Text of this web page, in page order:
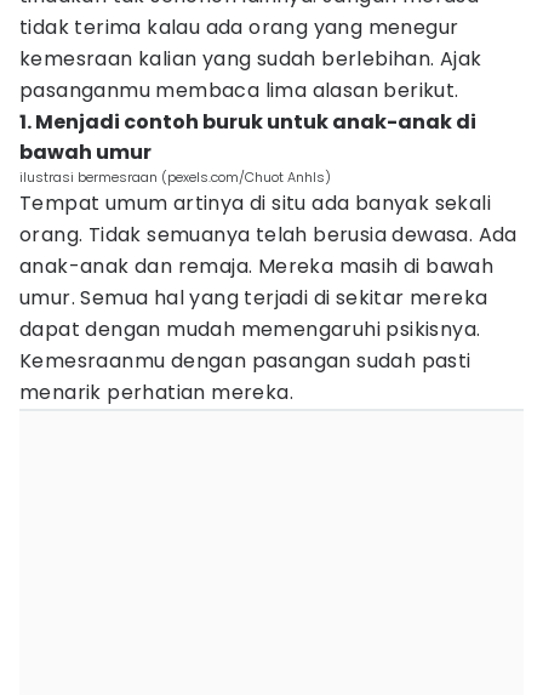
tidak terima kalau ada orang yang menegur
kemesraan kalian yang sudah berlebihan. Ajak
pasanganmu membaca lima alasan berikut.
1. Menjadi contoh buruk untuk anak-anak di
bawah umur
ilustrasi bermesraan (pexels.com/Chuot Anhls)
Tempat umum artinya di situ ada banyak sekali
orang. Tidak semuanya telah berusia dewasa. Ada
anak-anak dan remaja. Mereka masih di bawah
umur. Semua hal yang terjadi di sekitar mereka
dapat dengan mudah memengaruhi psikisnya.
Kemesraanmu dengan pasangan sudah pasti
menarik perhatian mereka.